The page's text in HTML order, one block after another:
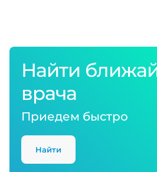
Найти
врача
Приедем быстро
Найти